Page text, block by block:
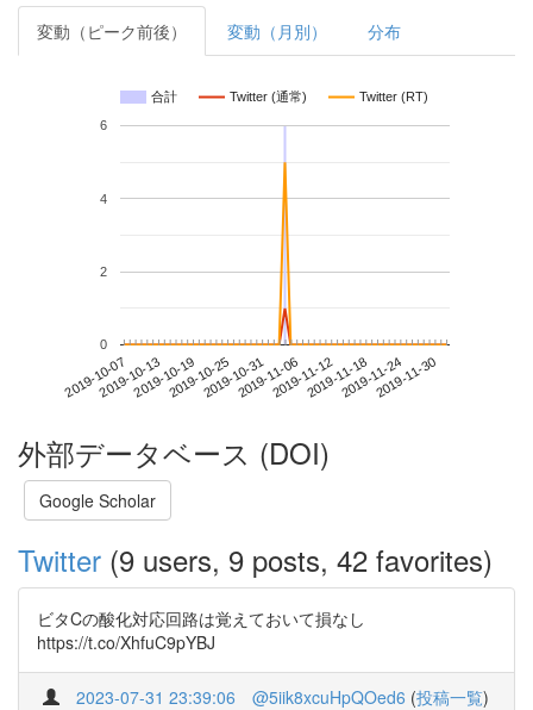
変動（ピーク前後） 変動（月別） 分布
合計 Twitter (通常) Twitter (RT)
2019-10-072019-10-132019-10-192019-10-252019-10-312019-11-062019-11-122019-11-182019-11-242019-11-30
0
2
4
6
外部データベース (DOI)
Google Scholar
Twitter (9 users, 9 posts, 42 favorites)
ビタCの酸化対応回路は覚えておいて損なし
https://t.co/XhfuC9pYBJ
2023-07-31 23:39:06 @5iik8xcuHpQOed6 (投稿一覧)